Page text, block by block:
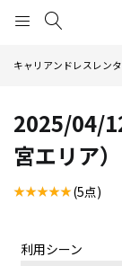
キャリアンドレスレン
2025/04/
宮エリア
(5点)
利用シーン